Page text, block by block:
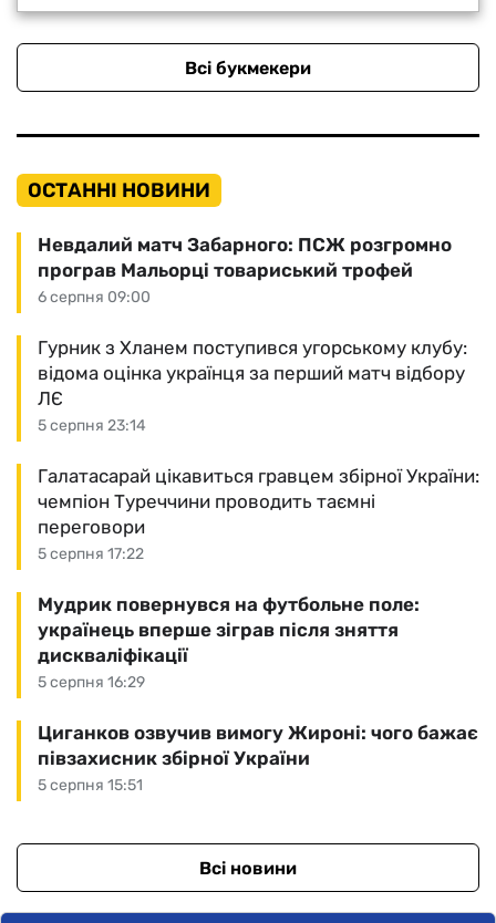
Всі букмекери
ОСТАННІ НОВИНИ
6 серпня 09:00
Невдалий матч Забарного: ПСЖ розгромно
програв Мальорці товариський трофей
5 серпня 23:14
Гурник з Хланем поступився угорському клубу:
відома оцінка українця за перший матч відбору
ЛЄ
5 серпня 17:22
Галатасарай цікавиться гравцем збірної України:
чемпіон Туреччини проводить таємні
переговори
5 серпня 16:29
Мудрик повернувся на футбольне поле:
українець вперше зіграв після зняття
дискваліфікації
5 серпня 15:51
Циганков озвучив вимогу Жироні: чого бажає
півзахисник збірної України
Всі новини